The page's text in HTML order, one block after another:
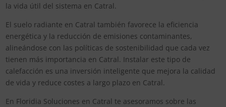
la vida útil del sistema en Catral.
El suelo radiante en Catral también favorece la eficiencia
energética y la reducción de emisiones contaminantes,
alineándose con las políticas de sostenibilidad que cada vez
tienen más importancia en Catral. Instalar este tipo de
calefacción es una inversión inteligente que mejora la calidad
de vida y reduce costes a largo plazo en Catral.
En Floridia Soluciones en Catral te asesoramos sobre las